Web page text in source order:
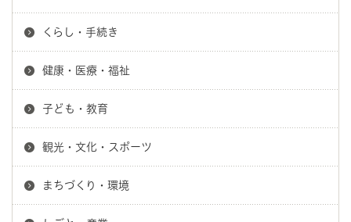
くらし・手続き
健康・医療・福祉
子ども・教育
観光・文化・スポーツ
まちづくり・環境